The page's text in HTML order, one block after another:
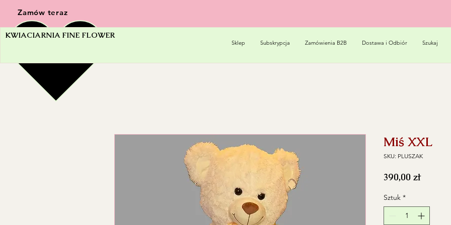
Zamów teraz
KWIACIARNIA FINE FLOWER
Sklep Subskrypcja Zamówienia B2B Dostawa i Odbiór Szukaj
Miś XXL
SKU: PLUSZAK
390,00 złCena
Sztuk *